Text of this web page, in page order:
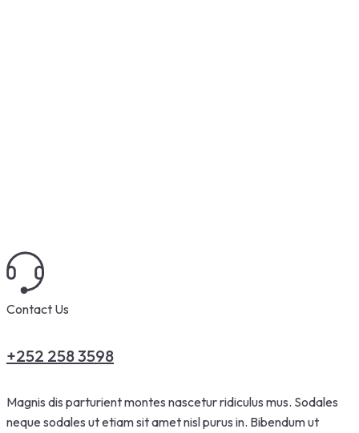
Contact Us
+252 258 3598
Magnis dis parturient montes nascetur ridiculus mus. Sodales
neque sodales ut etiam sit amet nisl purus in. Bibendum ut